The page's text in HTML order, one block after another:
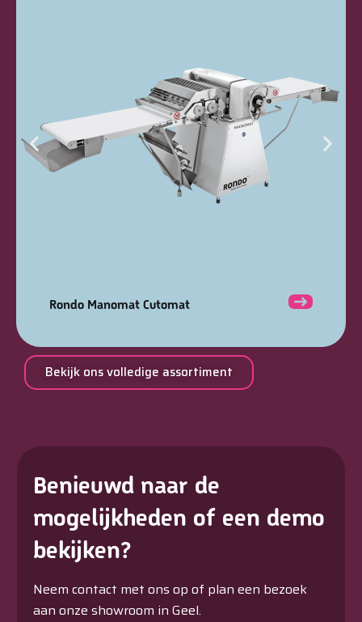
Rondo Manomat Cutomat
Bekijk ons volledige assortiment
Benieuwd naar de
mogelijkheden of een demo
bekijken?
Neem contact met ons op of plan een bezoek
aan onze showroom in Geel.